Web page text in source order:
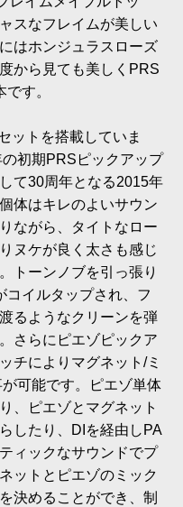
スなフレイムが美しい
はホンジュラスローズ
から見ても美しくPRS
す。
ットを搭載していま
初期PRSピックアップ
て30周年となる2015年
体はキレのよいサウン
ながら、タイトなロー
ヌケが良く太さも感じ
トーンノブを引っ張り
コイルタップされ、フ
るようなクリーンを弾
さらにピエゾピックア
チによりマグネット/ミ
可能です。ピエゾ単体
、ピエゾとマグネット
したり、DIを経由しPA
ィックなサウンドでプ
ットとピエゾのミック
決めることができ、制